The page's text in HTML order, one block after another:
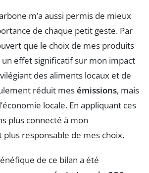
m’a aussi permis de mieux
de chaque petit geste. Par
que le choix de mes produits
effet significatif sur mon impact
des aliments locaux et de
réduit mesémissions, mais
locale. En appliquant ces
plus connecté à mon
responsable de mes choix.
de ce bilan a été